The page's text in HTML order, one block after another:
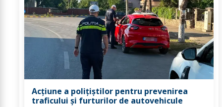
Acțiune a polițiștilor pentru prevenirea
traficului și furturilor de autovehicule